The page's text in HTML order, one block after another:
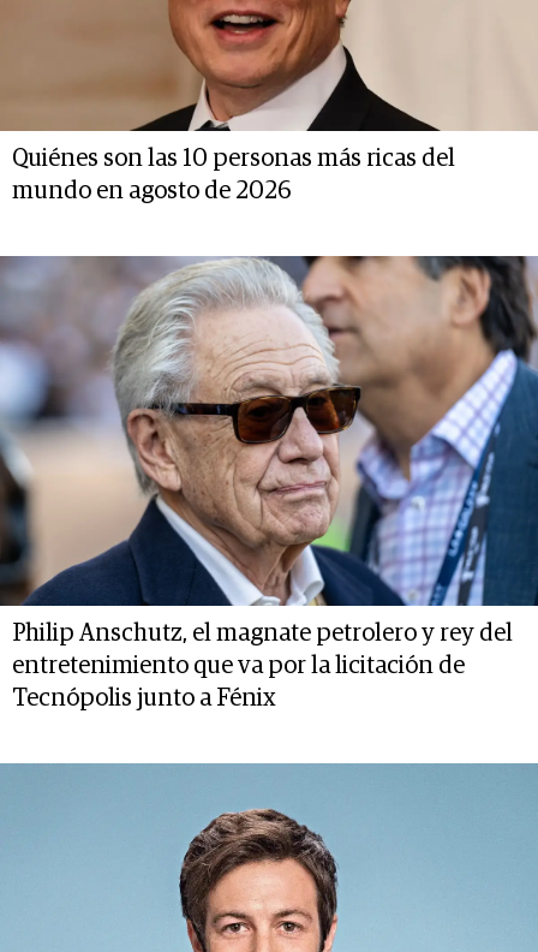
Quiénes son las 10 personas más ricas del
mundo en agosto de 2026
Philip Anschutz, el magnate petrolero y rey del
entretenimiento que va por la licitación de
Tecnópolis junto a Fénix